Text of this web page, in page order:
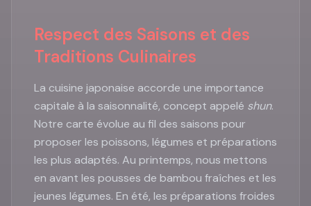
Respect des Saisons et des
Traditions Culinaires
La cuisine japonaise accorde une importance
capitale à la saisonnalité, concept appelé shun.
Notre carte évolue au fil des saisons pour
proposer les poissons, légumes et préparations
les plus adaptés. Au printemps, nous mettons
en avant les pousses de bambou fraîches et les
jeunes légumes. En été, les préparations froides